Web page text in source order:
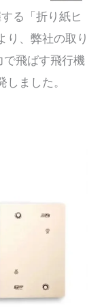
る「折り紙ヒ
り、弊社の取り
飛ばす飛行機
ました。